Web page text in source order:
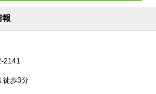
報
2141
徒歩3分